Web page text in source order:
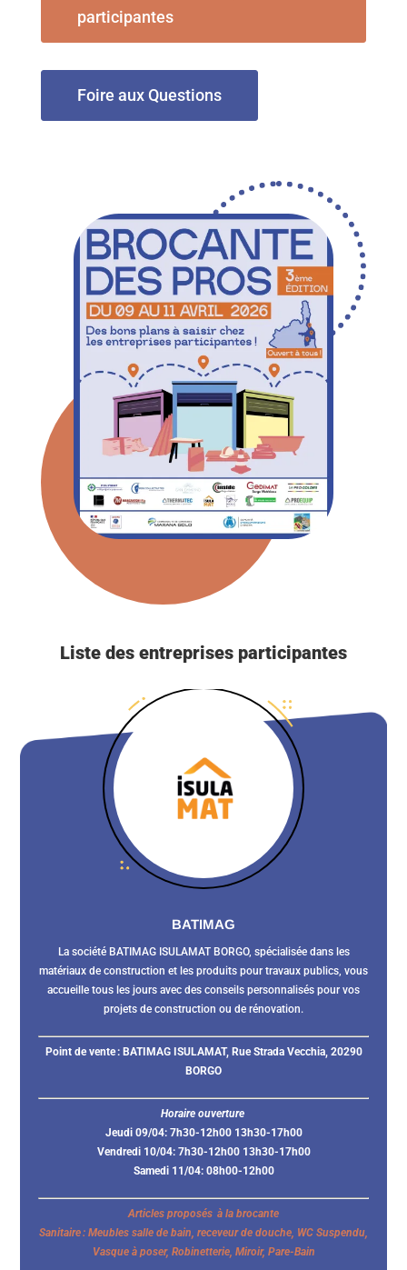
participantes
Foire aux Questions
Liste des entreprises participantes
BATIMAG
La société BATIMAG ISULAMAT BORGO, spécialisée dans les
matériaux de construction et les produits pour travaux publics, vous
accueille tous les jours avec des conseils personnalisés pour vos
projets de construction ou de rénovation.
Point de vente : BATIMAG ISULAMAT, Rue Strada Vecchia, 20290
BORGO
Horaire ouverture
Jeudi 09/04: 7h30-12h00 13h30-17h00
Vendredi 10/04: 7h30-12h00 13h30-17h00
Samedi 11/04: 08h00-12h00
Articles proposés à la brocante
Sanitaire : Meubles salle de bain, receveur de douche, WC Suspendu,
Vasque à poser, Robinetterie, Miroir, Pare-Bain